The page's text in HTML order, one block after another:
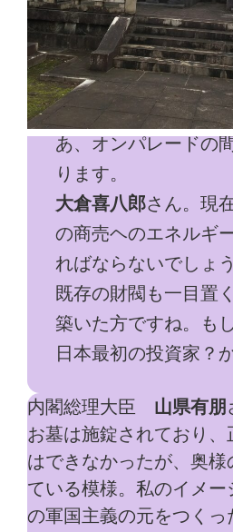
あ、オンパレードの
ります。
大倉喜八郎さん。現
の商売ヘのエネルギ
ればならないでしょう
既存の財閥も一目置
築いた方ですね。も
日本最初の投資家？
内閣総理大臣 山県有朋
お墓は施錠されており、
はできなかったが、奥様
ている模様。私のイメ
の軍国主義の元をつくっ